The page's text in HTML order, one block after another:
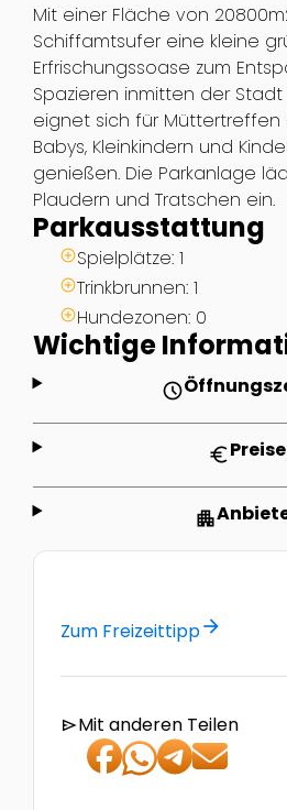
Mit einer Fläche von
Schiffamtsufer eine kleine
Erfrischungssoase zum
Spazieren inmitten der Stadt
eignet sich für Müttertreffen
Babys, Kleinkindern und
genießen. Die Parkanlage
Plaudern und Tratschen ein.
Parkausstattung
Spielplätze: 1
Trinkbrunnen: 1
Hundezonen: 0
Wichtige
schedule
euroPreise
apartment
Zum Freizeittipparrow_forward
sendMit anderen Teilen